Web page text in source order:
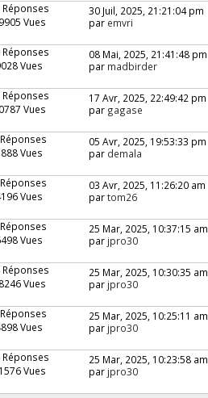
Réponses
Vues
30 Juil, 2025, 21:21:04 pm
par emvri
Réponses
Vues
08 Mai, 2025, 21:41:48 pm
par madbirder
Réponses
Vues
17 Avr, 2025, 22:49:42 pm
par gagase
Vues
05 Avr, 2025, 19:53:33 pm
par demala
Vues
03 Avr, 2025, 11:26:20 am
partom26
Vues
25 Mar, 2025, 10:37:15 am
par jpro30
Réponses
Vues
25 Mar, 2025, 10:30:35 am
par jpro30
Vues
25 Mar, 2025, 10:25:11 am
par jpro30
Réponses
Vues
25 Mar, 2025, 10:23:58 am
par jpro30